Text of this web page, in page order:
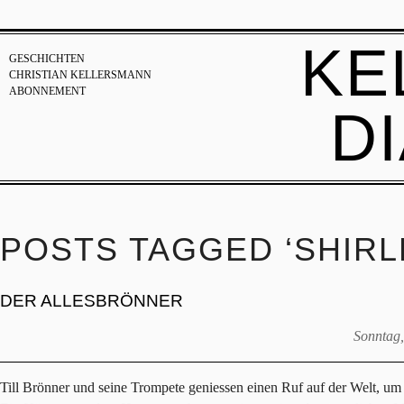
GESCHICHTEN
CHRISTIAN KELLERSMANN
ABONNEMENT
POSTS TAGGED
DER ALLESBRÖNNER
Till Brönner und seine Trompete geniessen einen Ruf auf der Welt,